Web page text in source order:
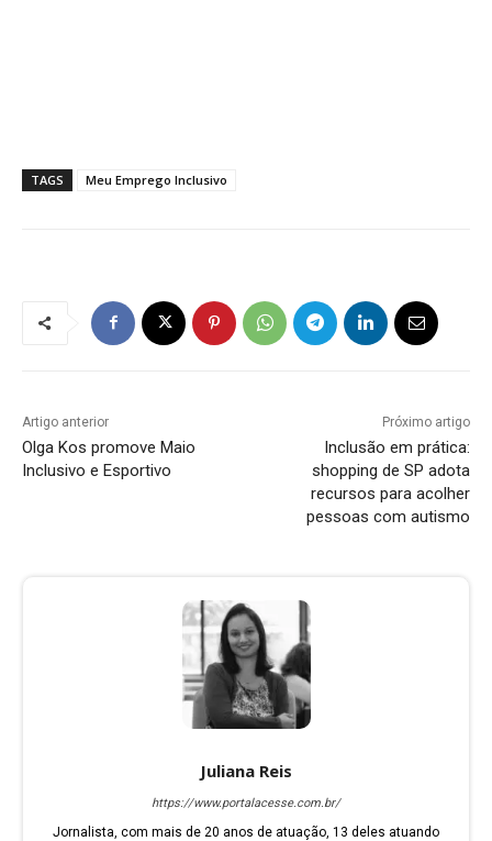
TAGS Meu Emprego Inclusivo
Artigo anterior
Olga Kos promove Maio
Inclusivo e Esportivo
Próximo artigo
Inclusão em prática:
shopping de SP adota
recursos para acolher
pessoas com autismo
Juliana Reis
https://www.portalacesse.com.br/
Jornalista, com mais de 20 anos de atuação, 13 deles atuando